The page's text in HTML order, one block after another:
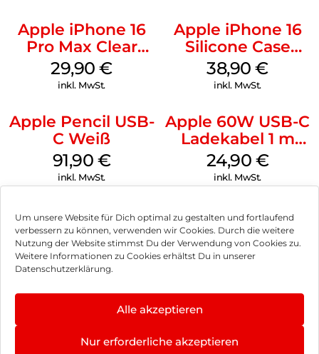
Um unsere Website für Dich optimal zu gestalten und fortlaufend
verbessern zu können, verwenden wir Cookies. Durch die weitere
Nutzung der Website stimmst Du der Verwendung von Cookies zu.
Weitere Informationen zu Cookies erhältst Du in unserer
Datenschutzerklärung.
Alle akzeptieren
Nur erforderliche akzeptieren
Apple iPhone 16
Pro Max Clear
Case MagSafe
Transparent
29,90€
inkl. MwSt.
Apple iPhone 16
Silicone Case
MagSafe
Ultramarine
38,90€
inkl. MwSt.
Apple Pencil USB-
C Weiß
91,90 €
inkl. MwSt.
Apple 60W USB-C
Ladekabel 1 m
Weiß
24,90 €
inkl. MwSt.
Impressum